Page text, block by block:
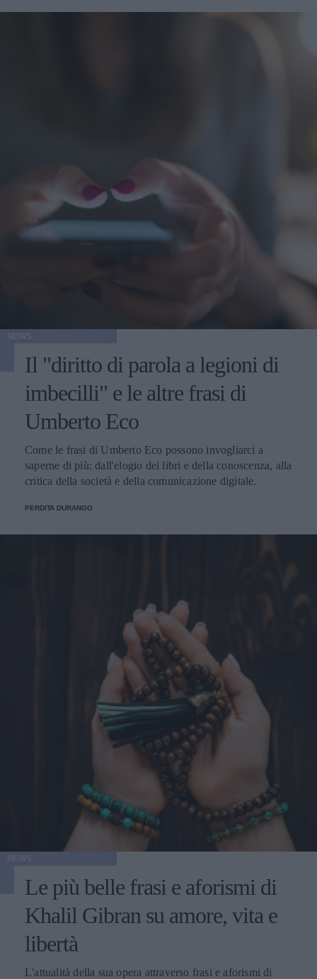
Il "diritto di parola a legioni di
imbecilli" e le altre frasi di
Umberto Eco
Come le frasi di Umberto Eco possono invogliarci a
saperne di più: dall'elogio dei libri e della conoscenza, alla
critica della società e della comunicazione digitale.
PERDITA DURANGO
Le più belle frasi e aforismi di
Khalil Gibran su amore, vita e
libertà
L'attualità della sua opera attraverso frasi e aforismi di